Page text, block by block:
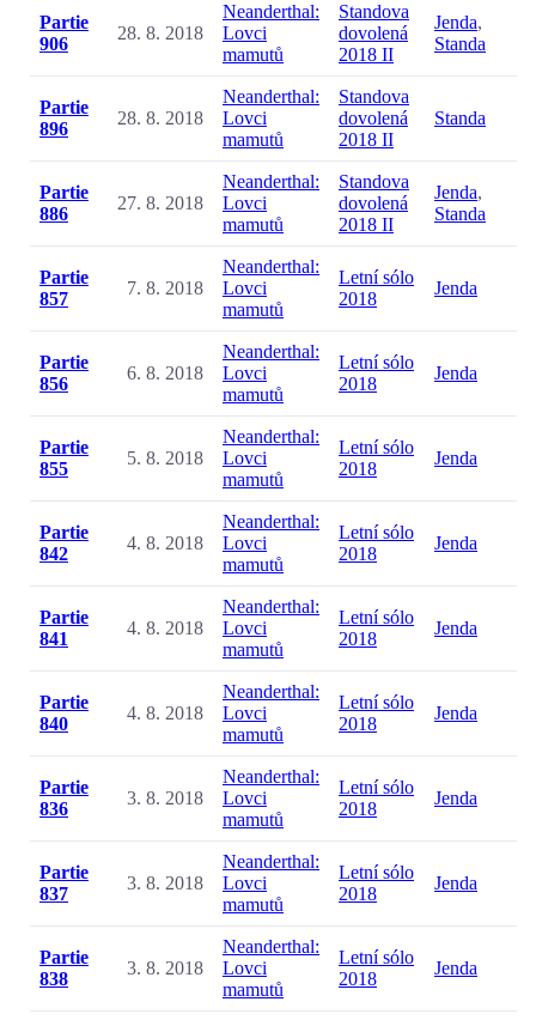
Partie
906
28. 8. 2018
Neanderthal:
Lovci
mamutů
Standova
dovolená
2018 II
Jenda,
Standa
Partie
896
28. 8. 2018
Neanderthal:
Lovci
mamutů
Standova
dovolená
2018 II
Standa
Partie
886
27. 8. 2018
Neanderthal:
Lovci
mamutů
Standova
dovolená
2018 II
Jenda,
Standa
Partie
857
7. 8. 2018
Neanderthal:
Lovci
mamutů
Letní sólo
2018
Jenda
Partie
856
6. 8. 2018
Neanderthal:
Lovci
mamutů
Letní sólo
2018
Jenda
Partie
855
5. 8. 2018
Neanderthal:
Lovci
mamutů
Letní sólo
2018
Jenda
Partie
842
4. 8. 2018
Neanderthal:
Lovci
mamutů
Letní sólo
2018
Jenda
Partie
841
4. 8. 2018
Neanderthal:
Lovci
mamutů
Letní sólo
2018
Jenda
Partie
840
4. 8. 2018
Neanderthal:
Lovci
mamutů
Letní sólo
2018
Jenda
Partie
836
3. 8. 2018
Neanderthal:
Lovci
mamutů
Letní sólo
2018
Jenda
Partie
837
3. 8. 2018
Neanderthal:
Lovci
mamutů
Letní sólo
2018
Jenda
Partie
838
3. 8. 2018
Neanderthal:
Lovci
mamutů
Letní sólo
2018
Jenda